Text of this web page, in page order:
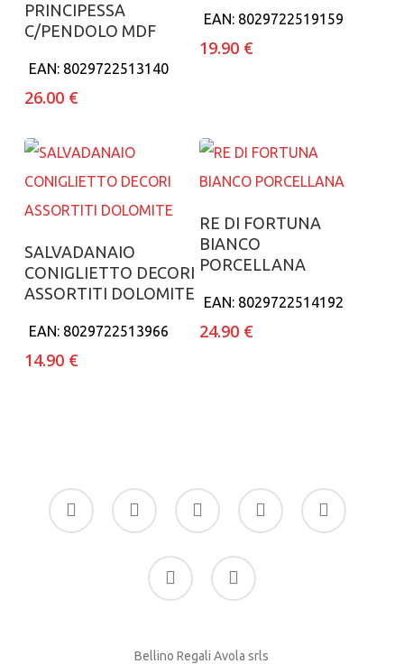
PRINCIPESSA
C/PENDOLO MDF
EAN: 8029722513140
26.00 €
EAN: 8029722519159
19.90 €
Aggiungi al carrello
SALVADANAIO
CONIGLIETTO DECORI
ASSORTITI DOLOMITE
EAN: 8029722513966
14.90 €
Aggiungi al carrello
RE DI FORTUNA
BIANCO
PORCELLANA
EAN: 8029722514192
24.90 €
facebook
google-
plus
instagram whatsapp tiktok
phone email
Bellino Regali Avola srls